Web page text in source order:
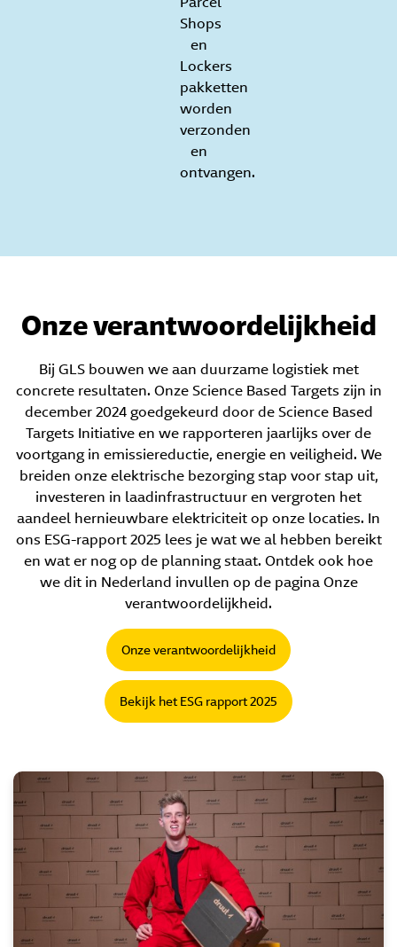
Shops
en
Lockers
pakketten
worden
verzonden
en
ontvangen.
Onze verantwoordelijkheid
Bij GLS bouwen we aan duurzame logistiek met
concrete resultaten. Onze Science Based Targets zijn in
december 2024 goedgekeurd door de Science Based
Targets Initiative en we rapporteren jaarlijks over de
voortgang in emissiereductie, energie en veiligheid. We
breiden onze elektrische bezorging stap voor stap uit,
investeren in laadinfrastructuur en vergroten het
aandeel hernieuwbare elektriciteit op onze locaties. In
ons ESG-rapport 2025 lees je wat we al hebben bereikt
en wat er nog op de planning staat. Ontdek ook hoe
we dit in Nederland invullen op de pagina Onze
verantwoordelijkheid.
Onze verantwoordelijkheid
Bekijk het ESG rapport 2025